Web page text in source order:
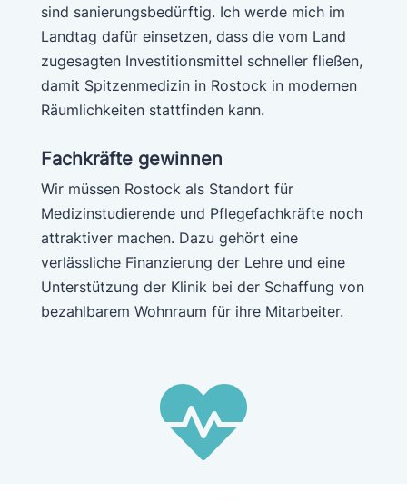
sind sanierungsbedürftig. Ich werde mich im
Landtag dafür einsetzen, dass die vom Land
zugesagten Investitionsmittel schneller fließen,
damit Spitzenmedizin in Rostock in modernen
Räumlichkeiten stattfinden kann.
Fachkräfte gewinnen
Wir müssen Rostock als Standort für
Medizinstudierende und Pflegefachkräfte noch
attraktiver machen. Dazu gehört eine
verlässliche Finanzierung der Lehre und eine
Unterstützung der Klinik bei der Schaffung von
bezahlbarem Wohnraum für ihre Mitarbeiter.
